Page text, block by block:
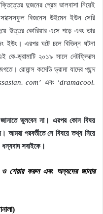
দুজনের প্রেম ভালবাসা নিয়েই
বিজনেস উইমেন ইউন সেরি
উত্তর কোরিয়ার এসে পড়ে এবং তার
ইউং। এরপর ঘটে চলে বিভিন্ন ঘটনা
কে-ড্রামাটি ২০১৯ সালে নেটফ্লিক্সে
রোমান্স কমেডি ড্রামা যাদের পছন্দ
com’ এবং ‘dramacool.
ভুলবেন না। এরপর কোন বিষয়
আমরা পরবর্তীতে সে বিষয়ে তথ্য নিয়ে
সবাইকে।
ও শেয়ার করুন এবং অন্যদের জানার